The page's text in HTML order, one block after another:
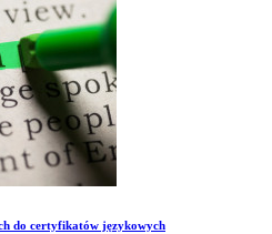
do certyfikatów językowych